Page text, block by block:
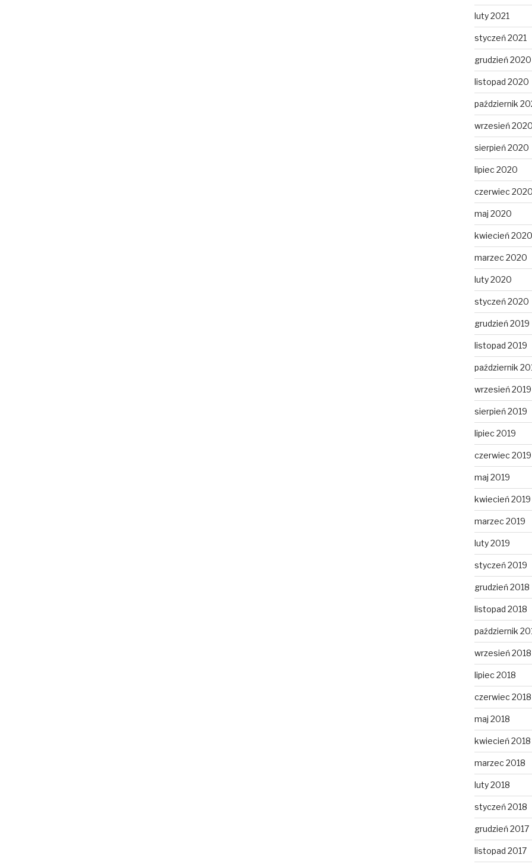
luty 2021
styczeń 2021
grudzień 2020
listopad 2020
październik
wrzesień
sierpień 2020
lipiec 2020
czerwiec
maj 2020
kwiecień 2020
marzec 2020
luty 2020
styczeń 2020
grudzień 2019
listopad 2019
październik
wrzesień 2019
sierpień 2019
lipiec 2019
czerwiec 2019
maj 2019
kwiecień 2019
marzec 2019
luty 2019
styczeń 2019
grudzień 2018
listopad 2018
październik
wrzesień 2018
lipiec 2018
czerwiec 2018
maj 2018
kwiecień 2018
marzec 2018
luty 2018
styczeń 2018
grudzień 2017
listopad 2017